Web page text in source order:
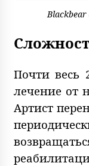
Почти весь
лечение от
Артист